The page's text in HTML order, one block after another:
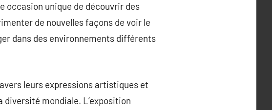
occasion unique de découvrir des
de nouvelles façons de voir le
dans des environnements différents
leurs expressions artistiques et
mondiale. L’exposition